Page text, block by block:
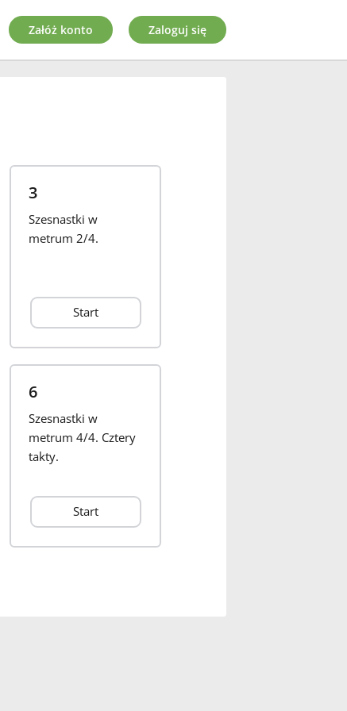
Załóż konto Zaloguj się
3
Szesnastki w
metrum 2/4.
Start
6
Szesnastki w
metrum 4/4. Cztery
takty.
Start